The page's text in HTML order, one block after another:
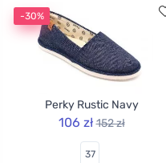
-30%
Perky Rustic Navy
106 zł 152 zł
37